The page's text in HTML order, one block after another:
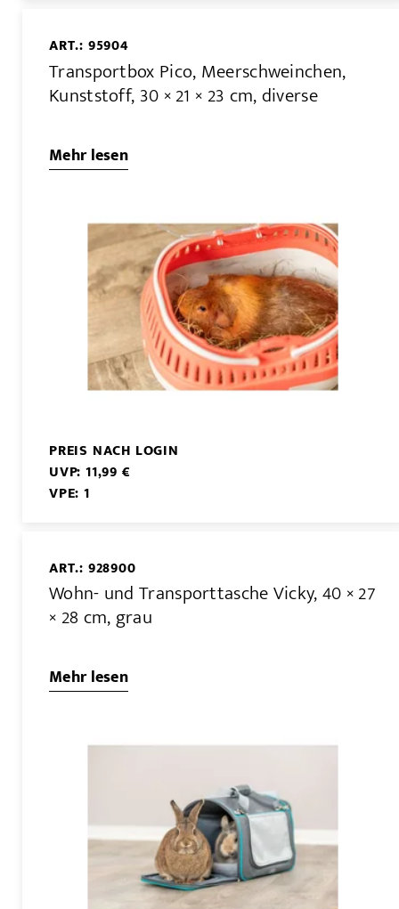
ART.: 95904
Transportbox Pico, Meerschweinchen,
Kunststoff, 30 × 21 × 23 cm, diverse
Mehr lesen
PREIS NACH LOGIN
UVP: 11,99 €
VPE: 1
ART.: 928900
Wohn- und Transporttasche Vicky, 40 × 27
× 28 cm, grau
Mehr lesen